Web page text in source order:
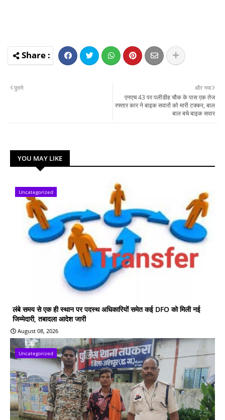
और नया
एनएच 43 पर पलीडीह चौक के पास एक तेज
रफ्तार कार ने बाइक सवारों को मारी टक्कर, बाल
बाल बचे बाइक सवार
पुराने
YOU MAY LIKE
Uncategorized
लंबे समय से एक ही स्थान पर पदस्थ अधिकारियों समेत कई DFO को मिली नई
जिम्मेदारी, तबादला आदेश जारी
August 08, 2026
Uncategorized